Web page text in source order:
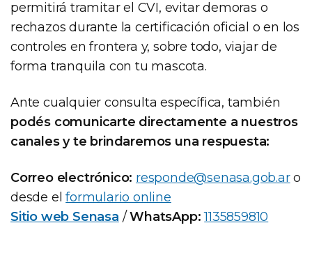
permitirá tramitar el CVI, evitar demoras o
rechazos durante la certificación oficial o en los
controles en frontera y, sobre todo, viajar de
forma tranquila con tu mascota.
Ante cualquier consulta específica, también
podés comunicarte directamente a nuestros
canales y te brindaremos una respuesta:
Correo electrónico: responde@senasa.gob.aro
desde elformulario online
Sitio web Senasa /WhatsApp: 1135859810